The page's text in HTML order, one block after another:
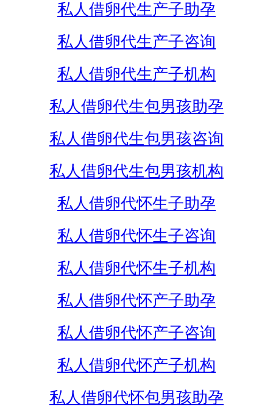
私人借卵代生产子助孕
私人借卵代生产子咨询
私人借卵代生产子机构
私人借卵代生包男孩助孕
私人借卵代生包男孩咨询
私人借卵代生包男孩机构
私人借卵代怀生子助孕
私人借卵代怀生子咨询
私人借卵代怀生子机构
私人借卵代怀产子助孕
私人借卵代怀产子咨询
私人借卵代怀产子机构
私人借卵代怀包男孩助孕